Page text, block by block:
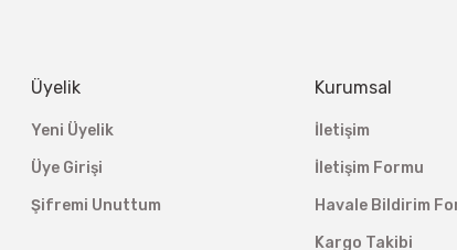
Üyelik
Yeni Üyelik
Üye Girişi
Şifremi Unuttum
Kurumsal
İletişim
İletişim Formu
Havale Bildirim
Kargo Takibi